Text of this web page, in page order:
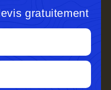
gratuitement